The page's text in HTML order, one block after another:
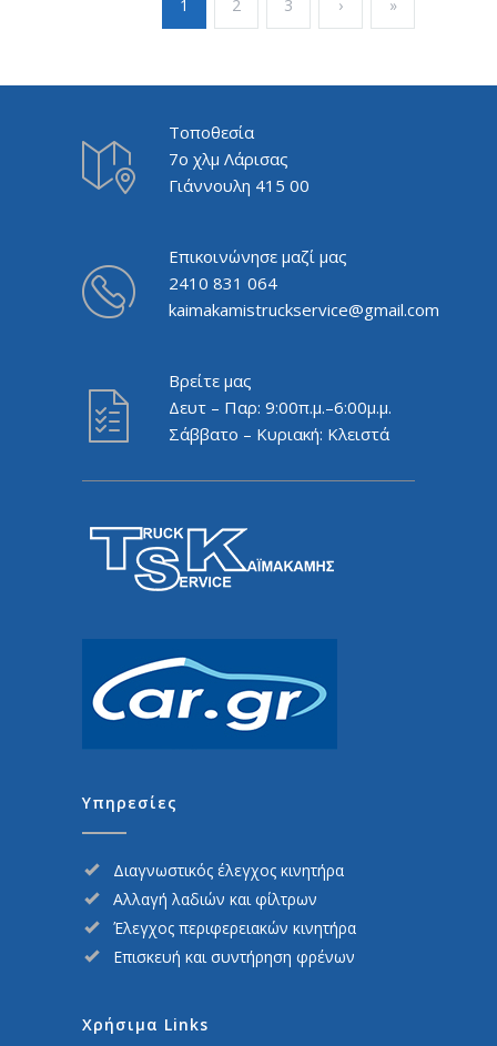
1 2 3 › »
Τοποθεσία
7ο χλμ Λάρισας
Γιάννουλη 415 00
Επικοινώνησε μαζί μας
2410 831 064
kaimakamistruckservice@gmail.com
Βρείτε μας
Δευτ – Παρ: 9:00π.μ.–6:00μ.μ.
Σάββατο – Κυριακή: Κλειστά
Υπηρεσίες
Διαγνωστικός έλεγχος κινητήρα
Αλλαγή λαδιών και φίλτρων
Έλεγχος περιφερειακών κινητήρα
Επισκευή και συντήρηση φρένων
Χρήσιμα Links